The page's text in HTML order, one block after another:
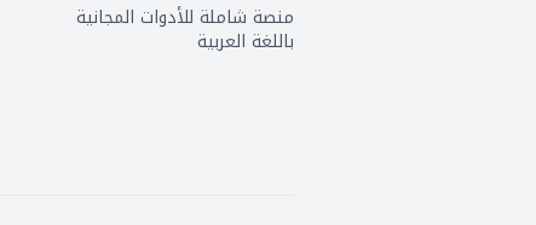
منصة شاملة للأدوات المجانية
باللغة العربية